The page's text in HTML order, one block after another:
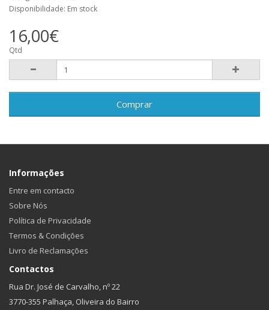
Disponibilidade: Em stock
16,00€
Qtd
Comprar
Informações
Entre em contacto
Sobre Nós
Política de Privacidade
Termos & Condições
Livro de Reclamações
Contactos
Rua Dr. José de Carvalho, nº 22
3770-355 Palhaça, Oliveira do Bairro